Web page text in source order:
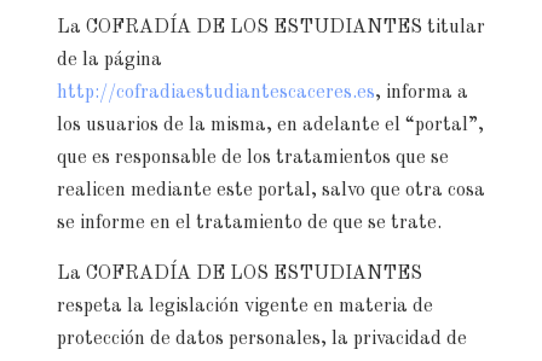
La COFRADÍA DE LOS ESTUDIANTES titular
de la página
http://cofradiaestudiantescaceres.es, informa a
los usuarios de la misma, en adelante el “portal”,
que es responsable de los tratamientos que se
realicen mediante este portal, salvo que otra cosa
se informe en el tratamiento de que se trate.
La COFRADÍA DE LOS ESTUDIANTES
respeta la legislación vigente en materia de
protección de datos personales, la privacidad de